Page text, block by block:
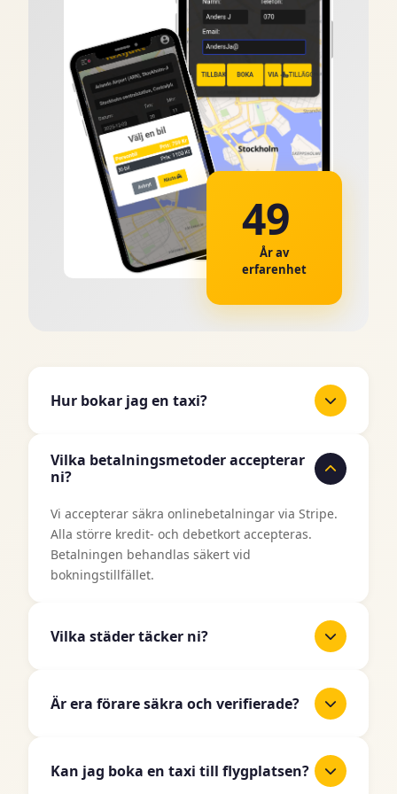
49
År av
erfarenhet
Hur bokar jag en taxi?
Använd vårt bokningsformulär ovan, ange din
upphämtningsplats och destination, välj datum
och tid, och välj sedan din önskade fordonstyp.
Du får ett omedelbart pris innan du bekräftar din
bokning.
Vilka betalningsmetoder accepterar
ni?
Vi accepterar säkra onlinebetalningar via Stripe.
Alla större kredit- och debetkort accepteras.
Betalningen behandlas säkert vid
bokningstillfället.
Vilka städer täcker ni?
inklusive Stockholm, Göteborg, Malmö, Uppsala,
expanderar kontinuerligt till fler områden.
Är era förare säkra och verifierade?
professionella förare som har genomgått
noggranna bakgrundskontroller och verifiering.
Kan jag boka en taxi till flygplatsen?